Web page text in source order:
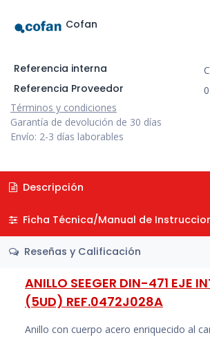
Cofan
Referencia interna
Referencia Proveedor
Términos y condiciones
Garantía de devolución de 30 días
Envío: 2-3 días laborables
Descripción
Ficha Técnica/Manual de
Reseñas y Calificación
ANILLO SEEGER DIN-471 EJE
(5UD) REF.0472J028A
Anillo con cuerpo acero enriquecido al